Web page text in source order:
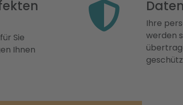
Sie
Ihnen
Ihre
werden